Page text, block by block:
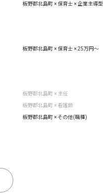
板野郡北島町 × 保育士 × 企業主導型
板野郡北島町 × 保育士 × 25万円〜
板野郡北島町 × 主任
板野郡北島町 × 看護師
板野郡北島町 × その他(職種)